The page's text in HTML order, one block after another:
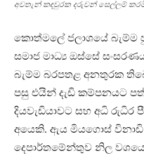
අවතැන් කඳවුරක දරුවන් සෙල්ලම්
කොත්මලේ ජලාශයේ බැම්ම
සමාජ මාධ්‍ය ඔස්සේ
බැම්ම බරපතළ අනතුරක
පසු එයින් දැඩි කම්පනයට
දියවැඩියාවට සහ අධි රුධිර
අයෙකි. ඇය මියගොස්
දෙපාර්තමේන්තුව නිල